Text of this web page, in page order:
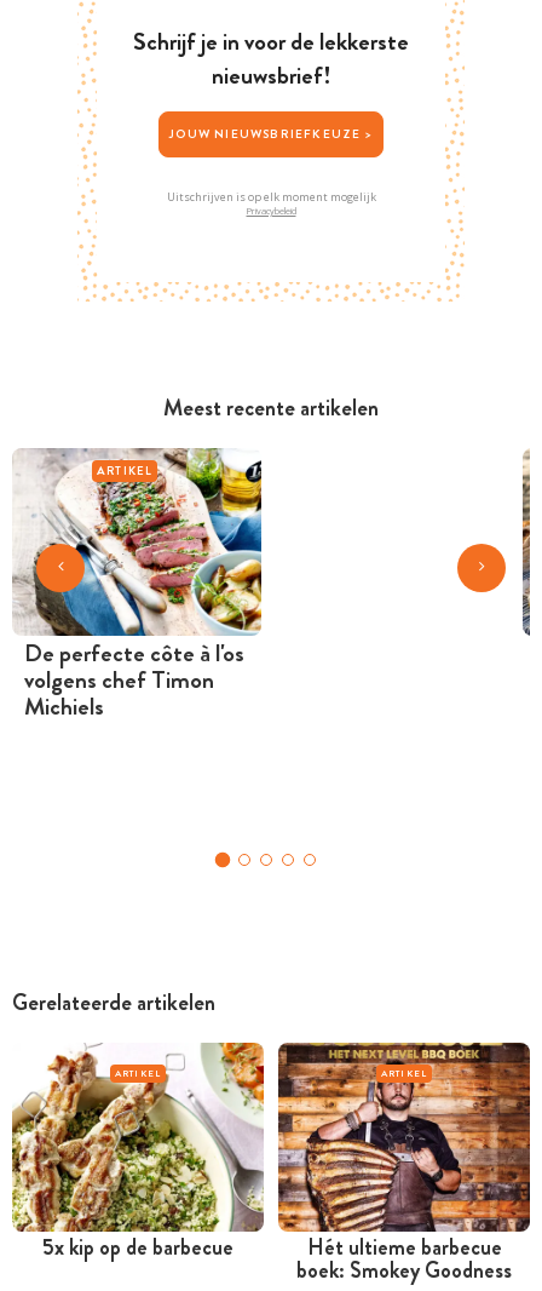
Meest recente artikelen
ARTIKEL
De perfecte côte à l'os
volgens chef Timon
Michiels
Schrijf je in voor de lekkerste
nieuwsbrief!
JOUW NIEUWSBRIEFKEUZE >
Uitschrijven is op elk moment mogelijk
Privacybeleid
Gerelateerde artikelen
ARTIKEL
5x kip op de barbecue
ARTIKEL
Hét ultieme barbecue
boek: Smokey Goodness